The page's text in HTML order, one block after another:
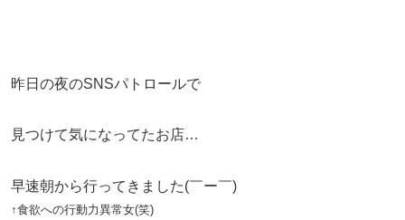
昨日の夜のSNSパトロールで
見つけて気になってたお店…
早速朝から行ってきました(￣ー￣)
↑食欲への行動力異常女(笑)